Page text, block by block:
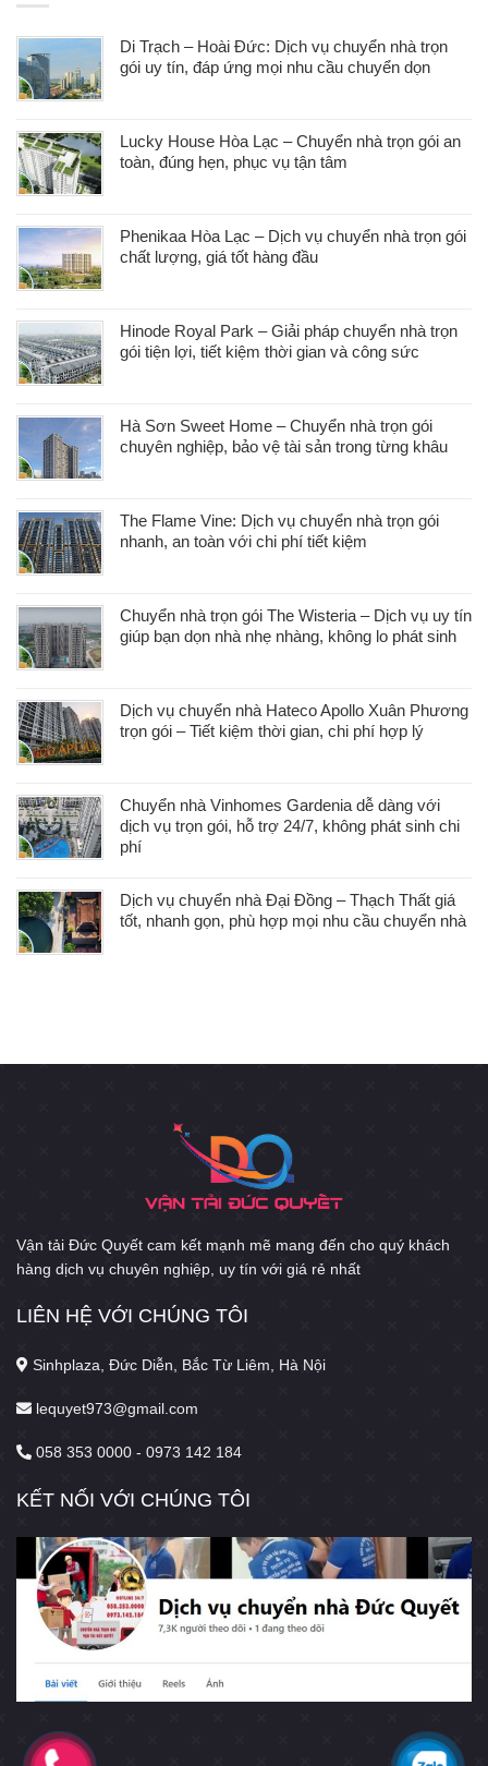
Di Trạch – Hoài Đức: Dịch vụ chuyển nhà trọn
gói uy tín, đáp ứng mọi nhu cầu chuyển dọn
Lucky House Hòa Lạc – Chuyển nhà trọn gói an
toàn, đúng hẹn, phục vụ tận tâm
Phenikaa Hòa Lạc – Dịch vụ chuyển nhà trọn gói
chất lượng, giá tốt hàng đầu
Hinode Royal Park – Giải pháp chuyển nhà trọn
gói tiện lợi, tiết kiệm thời gian và công sức
Hà Sơn Sweet Home – Chuyển nhà trọn gói
chuyên nghiệp, bảo vệ tài sản trong từng khâu
The Flame Vine: Dịch vụ chuyển nhà trọn gói
nhanh, an toàn với chi phí tiết kiệm
Chuyển nhà trọn gói The Wisteria – Dịch vụ uy tín
giúp bạn dọn nhà nhẹ nhàng, không lo phát sinh
Dịch vụ chuyển nhà Hateco Apollo Xuân Phương
trọn gói – Tiết kiệm thời gian, chi phí hợp lý
Chuyển nhà Vinhomes Gardenia dễ dàng với
dịch vụ trọn gói, hỗ trợ 24/7, không phát sinh chi
phí
Dịch vụ chuyển nhà Đại Đồng – Thạch Thất giá
tốt, nhanh gọn, phù hợp mọi nhu cầu chuyển nhà
Vận tải Đức Quyết cam kết mạnh mẽ mang đến cho quý khách
hàng dịch vụ chuyên nghiệp, uy tín với giá rẻ nhất
LIÊN HỆ VỚI CHÚNG TÔI
Sinhplaza, Đức Diễn, Bắc Từ Liêm, Hà Nội
lequyet973@gmail.com
058 353 0000 - 0973 142 184
KẾT NỐI VỚI CHÚNG TÔI